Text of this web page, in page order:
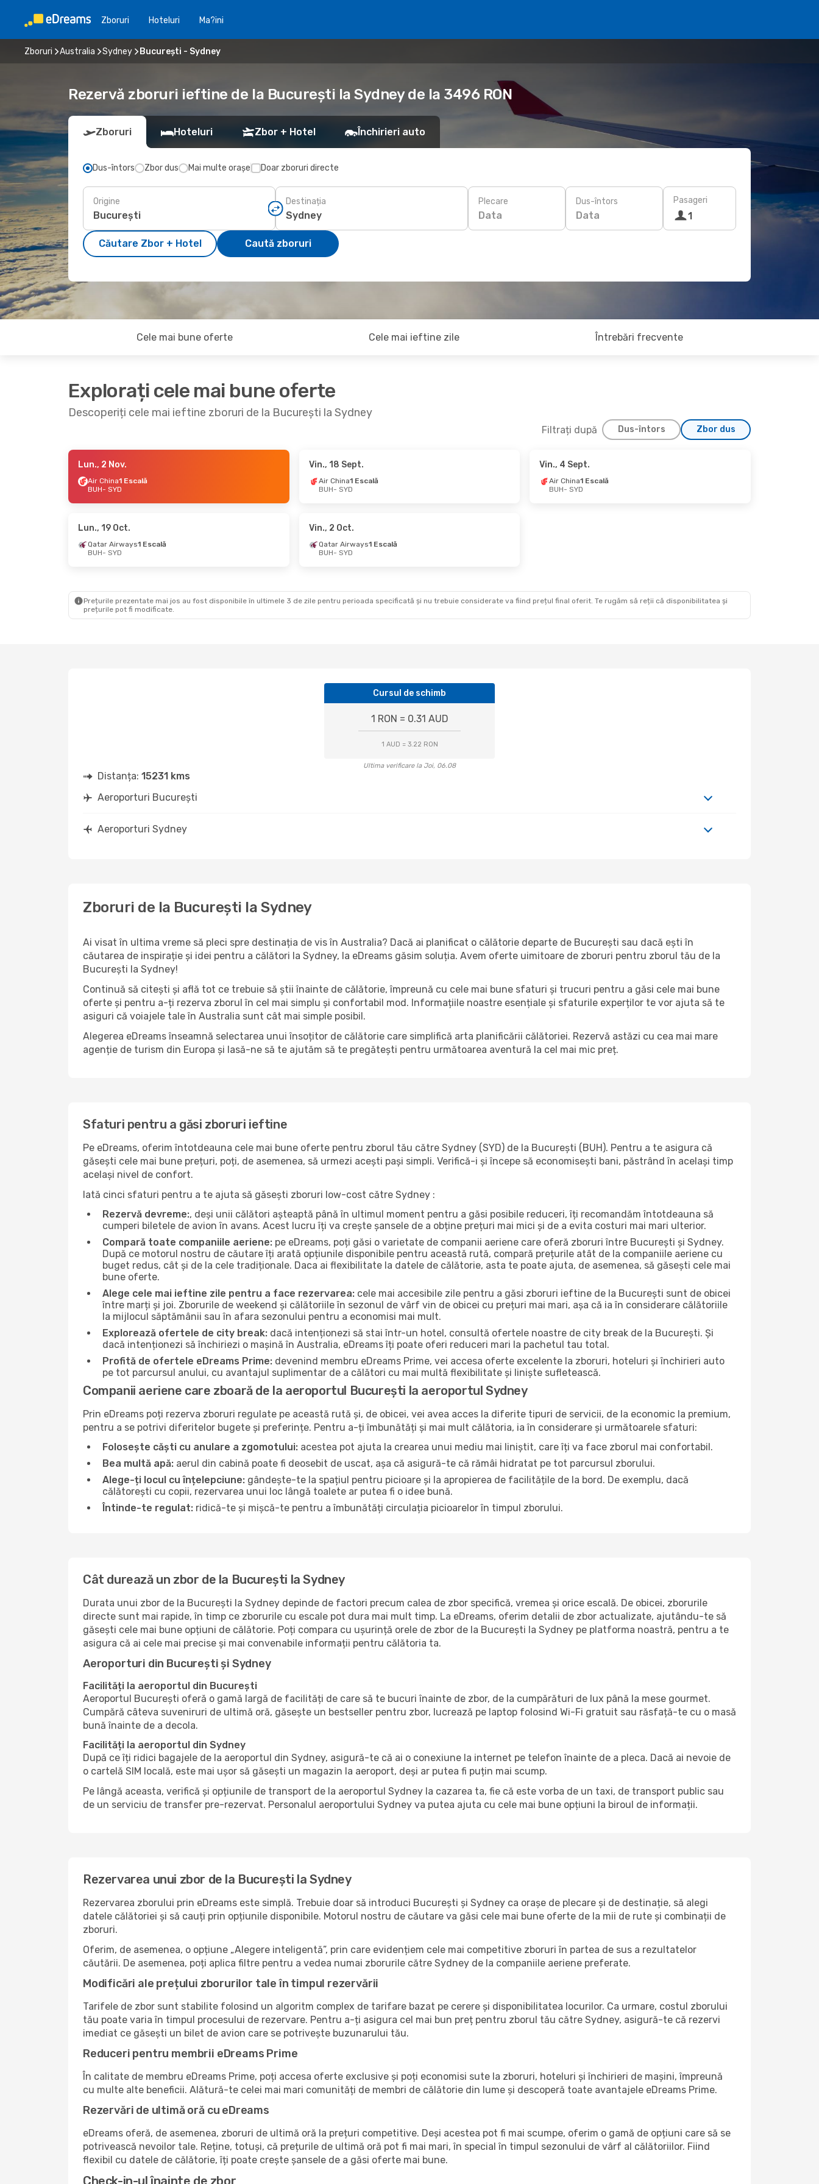
Zboruri Hoteluri Ma?ini
Zboruri Australia Sydney București - Sydney
Rezervă zboruri ieftine de la București la Sydney de la 3496 RON
Zboruri Hoteluri Zbor + Hotel Închirieri auto
Dus-întors Zbor dus Mai multe orașe Doar zboruri directe
Origine Destinația Plecare
Data
Dus-întors
Data
Pasageri
1
Căutare Zbor + Hotel Caută zboruri
Cele mai bune oferte Cele mai ieftine zile Întrebări frecvente
Explorați cele mai bune oferte
Descoperiți cele mai ieftine zboruri de la București la Sydney
Filtrați după Dus-întors Zbor dus
- Dum., 13 Sept.
1 Escală
- Dum., 4 Oct. - Sâm., 26 Sept.
SYD - BUH
Lun., 2 Nov.
Air China1 Escală
BUH- SYD
Vin., 18 Sept.
Air China1 Escală
BUH- SYD
Vin., 4 Sept.
Air China1 Escală
BUH- SYD
Lun., 19 Oct.
Qatar Airways1 Escală
BUH- SYD
Vin., 2 Oct.
Qatar Airways1 Escală
BUH- SYD
Prețurile prezentate mai jos au fost disponibile în ultimele 3 de zile pentru perioada specificată și nu trebuie considerate va fiind prețul final oferit. Te rugăm să reții că disponibilitatea și
prețurile pot fi modificate.
Cursul de schimb
1 RON = 0.31 AUD
1 AUD = 3.22 RON
Ultima verificare la Joi, 06.08
Distanța: 15231 kms
Aeroporturi București
Aeroporturi Sydney
Zboruri de la București la Sydney
Ai visat în ultima vreme să pleci spre destinația de vis în Australia? Dacă ai planificat o călătorie departe de București sau dacă ești în
căutarea de inspirație și idei pentru a călători la Sydney, la eDreams găsim soluția. Avem oferte uimitoare de zboruri pentru zborul tău de la
București la Sydney!
Continuă să citești și află tot ce trebuie să știi înainte de călătorie, împreună cu cele mai bune sfaturi și trucuri pentru a găsi cele mai bune
oferte și pentru a-ți rezerva zborul în cel mai simplu și confortabil mod. Informațiile noastre esențiale și sfaturile experților te vor ajuta să te
asiguri că voiajele tale în Australia sunt cât mai simple posibil.
Alegerea eDreams înseamnă selectarea unui însoțitor de călătorie care simplifică arta planificării călătoriei. Rezervă astăzi cu cea mai mare
agenție de turism din Europa și lasă-ne să te ajutăm să te pregătești pentru următoarea aventură la cel mai mic preț.
Sfaturi pentru a găsi zboruri ieftine
Pe eDreams, oferim întotdeauna cele mai bune oferte pentru zborul tău către Sydney (SYD) de la București (BUH). Pentru a te asigura că
găsești cele mai bune prețuri, poți, de asemenea, să urmezi acești pași simpli. Verifică-i și începe să economisești bani, păstrând în același timp
același nivel de confort.
Iată cinci sfaturi pentru a te ajuta să găsești zboruri low-cost către Sydney :
Rezervă devreme:, deși unii călători așteaptă până în ultimul moment pentru a găsi posibile reduceri, îți recomandăm întotdeauna să
cumperi biletele de avion în avans. Acest lucru îți va crește șansele de a obține prețuri mai mici și de a evita costuri mai mari ulterior.
Compară toate companiile aeriene: pe eDreams, poți găsi o varietate de companii aeriene care oferă zboruri între București și Sydney.
După ce motorul nostru de căutare îți arată opțiunile disponibile pentru această rută, compară prețurile atât de la companiile aeriene cu
buget redus, cât și de la cele tradiționale. Daca ai flexibilitate la datele de călătorie, asta te poate ajuta, de asemenea, să găsești cele mai
bune oferte.
Alege cele mai ieftine zile pentru a face rezervarea: cele mai accesibile zile pentru a găsi zboruri ieftine de la București sunt de obicei
între marți și joi. Zborurile de weekend și călătoriile în sezonul de vârf vin de obicei cu prețuri mai mari, așa că ia în considerare călătoriile
la mijlocul săptămânii sau în afara sezonului pentru a economisi mai mult.
Explorează ofertele de city break: dacă intenționezi să stai într-un hotel, consultă ofertele noastre de city break de la București. Și
dacă intenționezi să închiriezi o mașină în Australia, eDreams îți poate oferi reduceri mari la pachetul tau total.
Profită de ofertele eDreams Prime: devenind membru eDreams Prime, vei accesa oferte excelente la zboruri, hoteluri și închirieri auto
pe tot parcursul anului, cu avantajul suplimentar de a călători cu mai multă flexibilitate și liniște sufletească.
Companii aeriene care zboară de la aeroportul București la aeroportul Sydney
Prin eDreams poți rezerva zboruri regulate pe această rută și, de obicei, vei avea acces la diferite tipuri de servicii, de la economic la premium,
pentru a se potrivi diferitelor bugete și preferințe. Pentru a-ți îmbunătăți și mai mult călătoria, ia în considerare și următoarele sfaturi:
Folosește căști cu anulare a zgomotului: acestea pot ajuta la crearea unui mediu mai liniștit, care îți va face zborul mai confortabil.
Bea multă apă: aerul din cabină poate fi deosebit de uscat, așa că asigură-te că rămâi hidratat pe tot parcursul zborului.
Alege-ți locul cu înțelepciune: gândește-te la spațiul pentru picioare și la apropierea de facilitățile de la bord. De exemplu, dacă
călătorești cu copii, rezervarea unui loc lângă toalete ar putea fi o idee bună.
Întinde-te regulat: ridică-te și mișcă-te pentru a îmbunătăți circulația picioarelor în timpul zborului.
Cât durează un zbor de la București la Sydney
Durata unui zbor de la București la Sydney depinde de factori precum calea de zbor specifică, vremea și orice escală. De obicei, zborurile
directe sunt mai rapide, în timp ce zborurile cu escale pot dura mai mult timp. La eDreams, oferim detalii de zbor actualizate, ajutându-te să
găsești cele mai bune opțiuni de călătorie. Poți compara cu ușurință orele de zbor de la București la Sydney pe platforma noastră, pentru a te
asigura că ai cele mai precise și mai convenabile informații pentru călătoria ta.
Aeroporturi din București și Sydney
Facilități la aeroportul din București
Aeroportul București oferă o gamă largă de facilități de care să te bucuri înainte de zbor, de la cumpărături de lux până la mese gourmet.
Cumpără câteva suveniruri de ultimă oră, găsește un bestseller pentru zbor, lucrează pe laptop folosind Wi-Fi gratuit sau răsfață-te cu o masă
bună înainte de a decola.
Facilități la aeroportul din Sydney
După ce îți ridici bagajele de la aeroportul din Sydney, asigură-te că ai o conexiune la internet pe telefon înainte de a pleca. Dacă ai nevoie de
o cartelă SIM locală, este mai ușor să găsești un magazin la aeroport, deși ar putea fi puțin mai scump.
Pe lângă aceasta, verifică și opțiunile de transport de la aeroportul Sydney la cazarea ta, fie că este vorba de un taxi, de transport public sau
de un serviciu de transfer pre-rezervat. Personalul aeroportului Sydney va putea ajuta cu cele mai bune opțiuni la biroul de informații.
Rezervarea unui zbor de la București la Sydney
Rezervarea zborului prin eDreams este simplă. Trebuie doar să introduci București și Sydney ca orașe de plecare și de destinație, să alegi
datele călătoriei și să cauți prin opțiunile disponibile. Motorul nostru de căutare va găsi cele mai bune oferte de la mii de rute și combinații de
zboruri.
Oferim, de asemenea, o opțiune „Alegere inteligentă”, prin care evidențiem cele mai competitive zboruri în partea de sus a rezultatelor
căutării. De asemenea, poți aplica filtre pentru a vedea numai zborurile către Sydney de la companiile aeriene preferate.
Modificări ale prețului zborurilor tale în timpul rezervării
Tarifele de zbor sunt stabilite folosind un algoritm complex de tarifare bazat pe cerere și disponibilitatea locurilor. Ca urmare, costul zborului
tău poate varia în timpul procesului de rezervare. Pentru a-ți asigura cel mai bun preț pentru zborul tău către Sydney, asigură-te că rezervi
imediat ce găsești un bilet de avion care se potrivește buzunarului tău.
Reduceri pentru membrii eDreams Prime
În calitate de membru eDreams Prime, poți accesa oferte exclusive și poți economisi sute la zboruri, hoteluri și închirieri de mașini, împreună
cu multe alte beneficii. Alătură-te celei mai mari comunități de membri de călătorie din lume și descoperă toate avantajele eDreams Prime.
Rezervări de ultimă oră cu eDreams
eDreams oferă, de asemenea, zboruri de ultimă oră la prețuri competitive. Deși acestea pot fi mai scumpe, oferim o gamă de opțiuni care să se
potrivească nevoilor tale. Reține, totuși, că prețurile de ultimă oră pot fi mai mari, în special în timpul sezonului de vârf al călătoriilor. Fiind
flexibil cu datele de călătorie, îți poate crește șansele de a găsi oferte mai bune.
Check-in-ul înainte de zbor